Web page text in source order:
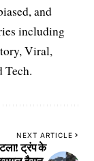
and
including
Viral,
Tech.
NEXT ARTICLE
टला! ट्रंप के